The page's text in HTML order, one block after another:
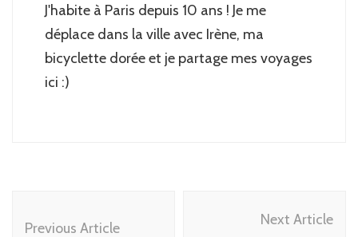
J'habite à Paris depuis 10 ans ! Je me
déplace dans la ville avec Irène, ma
bicyclette dorée et je partage mes voyages
ici :)
Navigation
Previous Article
Next Article